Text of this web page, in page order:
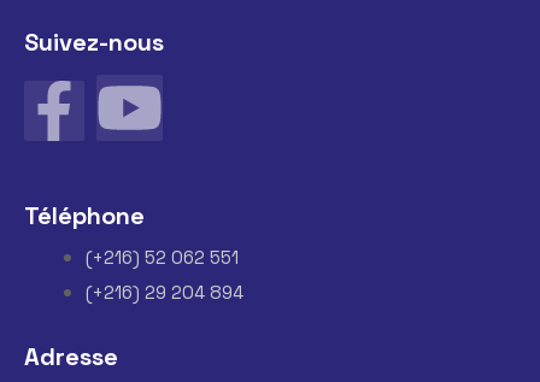
Suivez-nous
Téléphone
(+216) 52 062 551
(+216) 29 204 894
Adresse